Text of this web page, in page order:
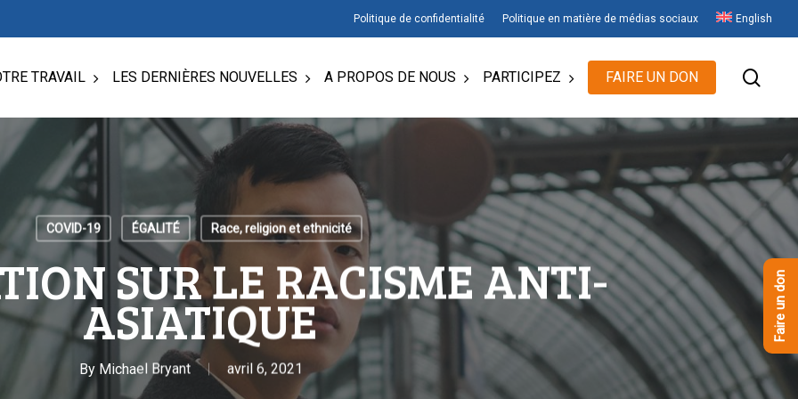
Politique de confidentialité Politique en matière de médias sociaux English
TRAVAIL LES DERNIÈRES NOUVELLES A PROPOS DE NOUS PARTICIPEZ FAIRE UN DON
COVID-19 ÉGALITÉ Race, religion et ethnicité
SUR LE RACISME ANTI-
ASIATIQUE
By Michael Bryant avril 6, 2021
Faire un don